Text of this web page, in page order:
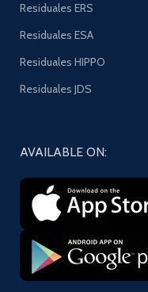
Residuales ERS
Residuales ESA
Residuales HIPPO
Residuales JDS
AVAILABLE ON: